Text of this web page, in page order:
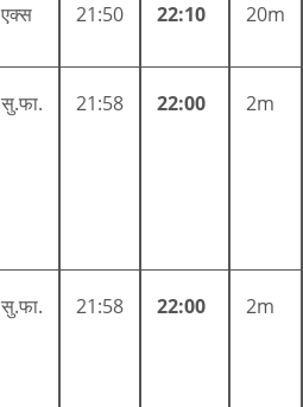
एक्स 21:50 22:10 20m
सु.फा. 21:58 22:00 2m
सु.फा. 21:58 22:00 2m